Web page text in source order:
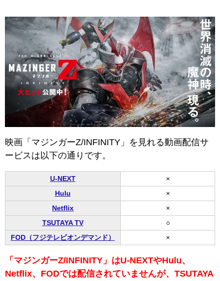
映画「マジンガーZ/INFINITY」を見れる動画配信サ
ービスは以下の通りです。
U-NEXT
×
Hulu
×
Netflix
×
TSUTAYA TV
○
FOD（フジテレビオンデマンド）
×
「マジンガーZ/INFINITY」はU-NEXTやHulu、
Netflix、FODでは配信されていませんが、TSUTAYA